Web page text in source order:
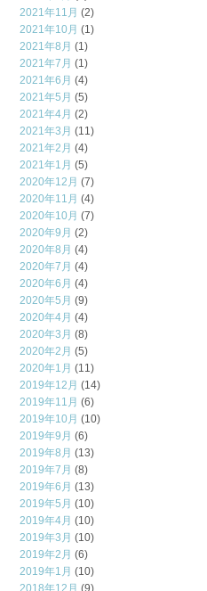
2021年11月 (2)
2021年10月 (1)
2021年8月 (1)
2021年7月 (1)
2021年6月 (4)
2021年5月 (5)
2021年4月 (2)
2021年3月 (11)
2021年2月 (4)
2021年1月 (5)
2020年12月 (7)
2020年11月 (4)
2020年10月 (7)
2020年9月 (2)
2020年8月 (4)
2020年7月 (4)
2020年6月 (4)
2020年5月 (9)
2020年4月 (4)
2020年3月 (8)
2020年2月 (5)
2020年1月 (11)
2019年12月 (14)
2019年11月 (6)
2019年10月 (10)
2019年9月 (6)
2019年8月 (13)
2019年7月 (8)
2019年6月 (13)
2019年5月 (10)
2019年4月 (10)
2019年3月 (10)
2019年2月 (6)
2019年1月 (10)
2018年12月 (9)